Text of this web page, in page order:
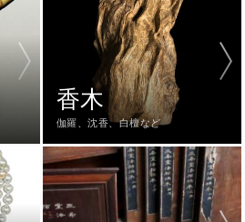
香木
伽羅、沈香、白檀など